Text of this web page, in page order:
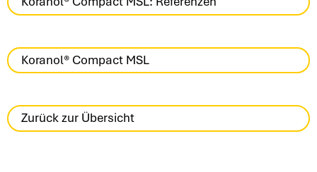
Koranol® Compact MSL
Zurück zur Übersicht